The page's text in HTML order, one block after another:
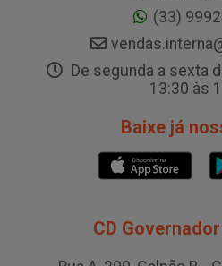
(33)
De segunda a sexta
13:30 às
Baixe já
CD